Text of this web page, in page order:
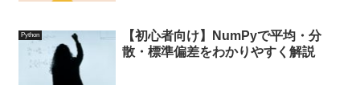
Python
【初心者向け】NumPyで平均・分
散・標準偏差をわかりやすく解説